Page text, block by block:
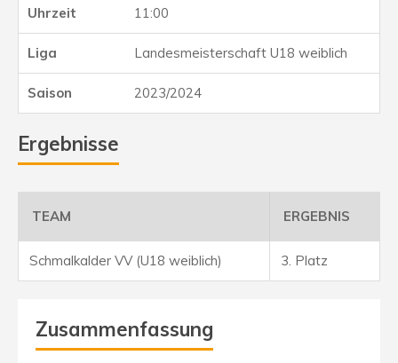
11:00
Landesmeisterschaft U18 weiblich
2023/2024
Ergebnisse
TEAM ERGEBNIS
Schmalkalder VV (U18 weiblich) 3. Platz
Zusammenfassung